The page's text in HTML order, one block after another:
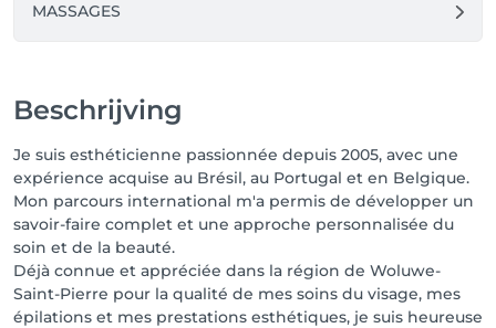
MASSAGES
Beschrijving
Je suis esthéticienne passionnée depuis 2005, avec une
expérience acquise au Brésil, au Portugal et en Belgique.
Mon parcours international m'a permis de développer un
savoir-faire complet et une approche personnalisée du
soin et de la beauté.
Déjà connue et appréciée dans la région de Woluwe-
Saint-Pierre pour la qualité de mes soins du visage, mes
épilations et mes prestations esthétiques, je suis heureuse